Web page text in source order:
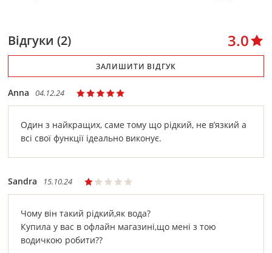
Відгуки (2) 3.0
ЗАЛИШИТИ ВІДГУК
Один з найкращих, саме тому що рідкий, не вʼязкий а
всі свої функції ідеально виконує.
Anna 04.12.24
Чому він такий рідкий,як вода?
Купила у вас в офлайн магазині,що мені з тою
водичкою робити??
Sandra 15.10.24